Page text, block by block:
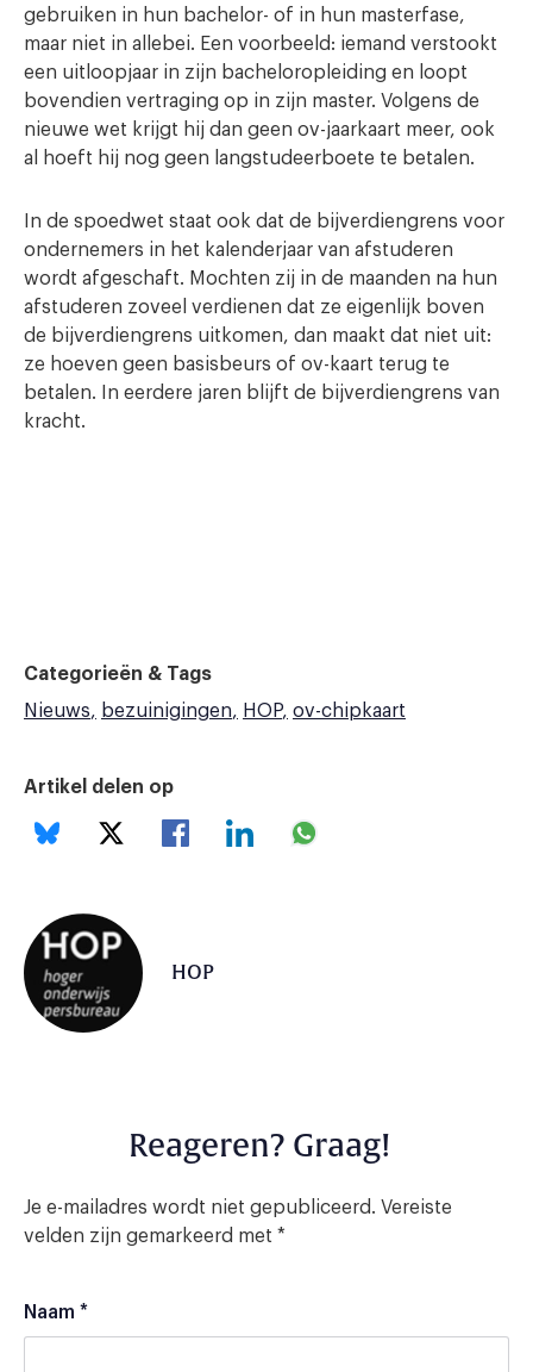
gebruiken in hun bachelor- of in hun masterfase,
maar niet in allebei. Een voorbeeld: iemand verstookt
een uitloopjaar in zijn bacheloropleiding en loopt
bovendien vertraging op in zijn master. Volgens de
nieuwe wet krijgt hij dan geen ov-jaarkaart meer, ook
al hoeft hij nog geen langstudeerboete te betalen.
In de spoedwet staat ook dat de bijverdiengrens voor
ondernemers in het kalenderjaar van afstuderen
wordt afgeschaft. Mochten zij in de maanden na hun
afstuderen zoveel verdienen dat ze eigenlijk boven
de bijverdiengrens uitkomen, dan maakt dat niet uit:
ze hoeven geen basisbeurs of ov-kaart terug te
betalen. In eerdere jaren blijft de bijverdiengrens van
kracht.
Categorieën & Tags
Nieuws
bezuinigingen HOP ov-chipkaart
Artikel delen op
HOP
Reageren? Graag!
Je e-mailadres wordt niet gepubliceerd. Vereiste
velden zijn gemarkeerd met *
Naam *